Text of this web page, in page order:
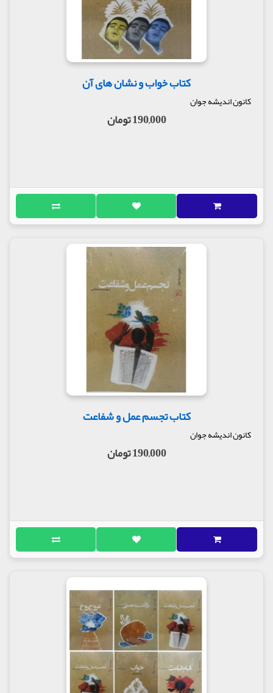
کتاب خواب و نشان های آن
کانون اندیشه جوان
190,000 تومان
کتاب تجسم عمل و شفاعت
کانون اندیشه جوان
190,000 تومان